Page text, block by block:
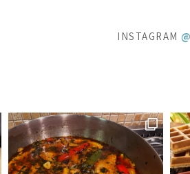
תיבו
למלא את הצנצנות המונחות על השיש במ